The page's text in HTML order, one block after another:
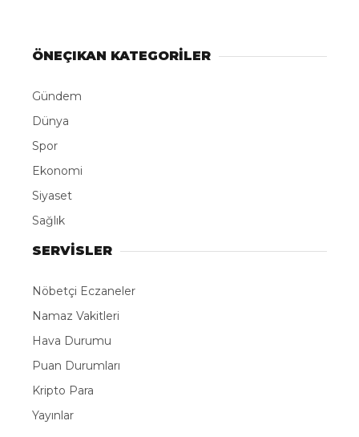
ÖNEÇIKAN KATEGORİLER
Gündem
Dünya
Spor
Ekonomi
Siyaset
Sağlık
SERVİSLER
Nöbetçi Eczaneler
Namaz Vakitleri
Hava Durumu
Puan Durumları
Kripto Para
Yayınlar